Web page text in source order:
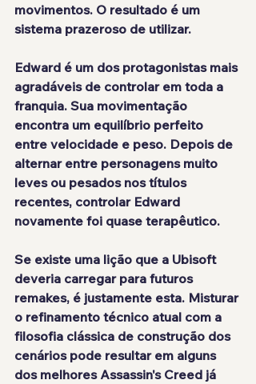
movimentos. O resultado é um
sistema prazeroso de utilizar.
Edward é um dos protagonistas mais
agradáveis de controlar em toda a
franquia. Sua movimentação
encontra um equilíbrio perfeito
entre velocidade e peso. Depois de
alternar entre personagens muito
leves ou pesados nos títulos
recentes, controlar Edward
novamente foi quase terapêutico.
Se existe uma lição que a Ubisoft
deveria carregar para futuros
remakes, é justamente esta. Misturar
o refinamento técnico atual com a
filosofia clássica de construção dos
cenários pode resultar em alguns
dos melhores Assassin's Creed já